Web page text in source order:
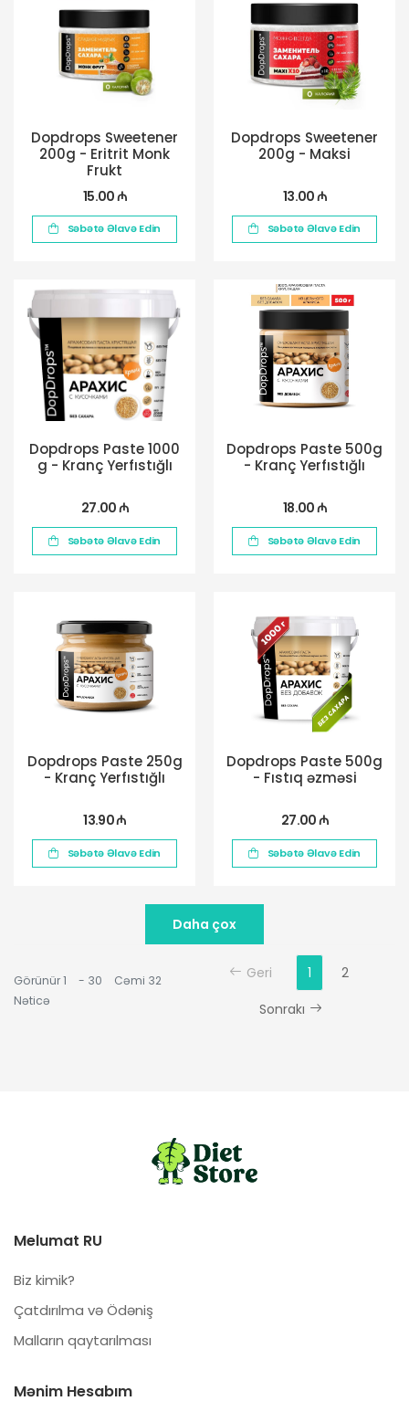
Dopdrops Sweetener
200g - Eritrit Monk
Frukt
15.00 ₼
Səbətə Əlavə Edin
Dopdrops Sweetener
200g - Maksi
13.00 ₼
Səbətə Əlavə Edin
Dopdrops Paste 1000
g - Kranç Yerfıstığlı
27.00 ₼
Səbətə Əlavə Edin
Dopdrops Paste 500g
- Kranç Yerfıstığlı
18.00 ₼
Səbətə Əlavə Edin
Dopdrops Paste 250g
- Kranç Yerfıstığlı
13.90 ₼
Səbətə Əlavə Edin
Dopdrops Paste 500g
- Fıstıq əzməsi
27.00 ₼
Səbətə Əlavə Edin
Daha çox
Görünür1 - 30 Cəmi 32
Nəticə
Geri 1
2
Sonrakı
Melumat RU
Biz kimik?
Çatdırılma və Ödəniş
Malların qaytarılması
Mənim Hesabım